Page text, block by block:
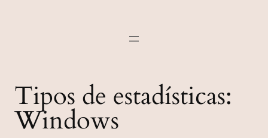
Tipos de estadísticas:
Windows